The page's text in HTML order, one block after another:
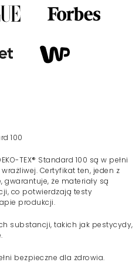
100
TEX® Standard 100 są w pełni
Certyfikat ten, jeden z
że materiały są
co potwierdzają testy
produkcji.
substancji, takich jak pestycydy,
bezpieczne dla zdrowia.